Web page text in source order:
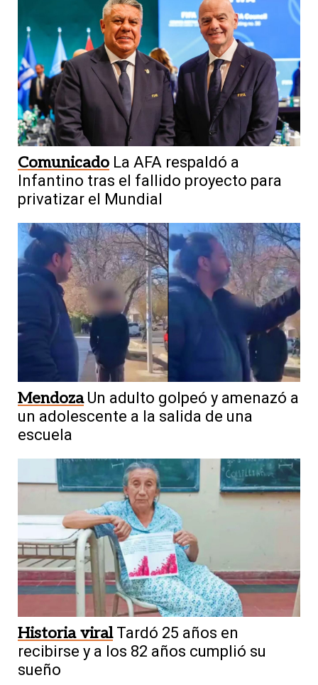
Comunicado La AFA respaldó a
Infantino tras el fallido proyecto para
privatizar el Mundial
Mendoza Un adulto golpeó y amenazó a
un adolescente a la salida de una
escuela
Historia viral Tardó 25 años en
recibirse y a los 82 años cumplió su
sueño